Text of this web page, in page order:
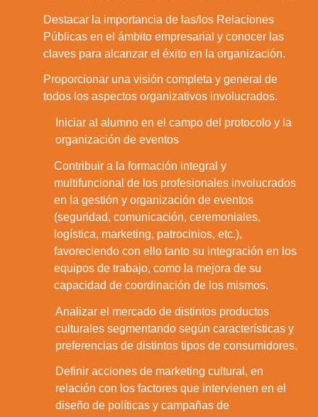
Destacar la importancia de las/los Relaciones
Públicas en el ámbito empresarial y conocer las
claves para alcanzar el éxito en la organización.
Proporcionar una visión completa y general de
todos los aspectos organizativos involucrados.
Iniciar al alumno en el campo del protocolo y la
organización de eventos
Contribuir a la formación integral y
multifuncional de los profesionales involucrados
en la gestión y organización de eventos
(seguridad, comunicación, ceremoniales,
logística, marketing, patrocinios, etc.),
favoreciendo con ello tanto su integración en los
equipos de trabajo, como la mejora de su
capacidad de coordinación de los mismos.
Analizar el mercado de distintos productos
culturales segmentando según características y
preferencias de distintos tipos de consumidores.
Definir acciones de marketing cultural, en
relación con los factores que intervienen en el
diseño de políticas y campañas de